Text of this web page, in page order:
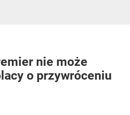
nie może
o przywróceniu